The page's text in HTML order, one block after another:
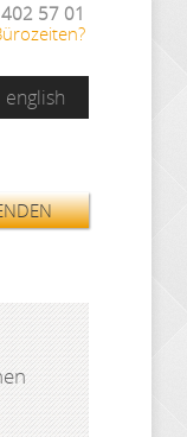
57 01
english